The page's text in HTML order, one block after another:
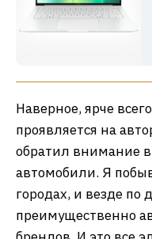
Наверное, ярче
проявляется на
обратил внимание в
автомобили. Я
городах, и везде по
преимущественно